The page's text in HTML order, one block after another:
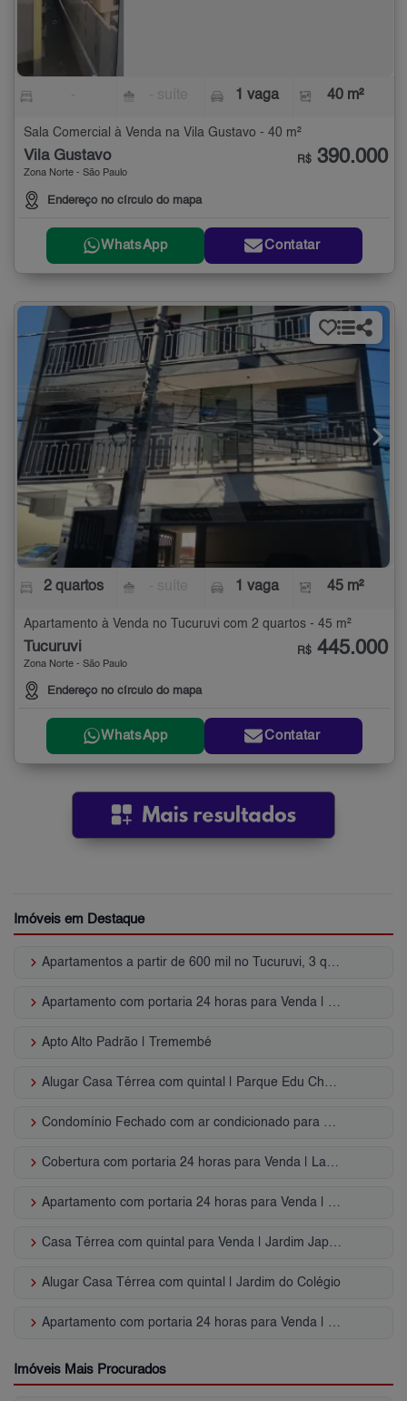
1 vaga 40 m²
Sala Comercial à Venda na Vila Gustavo - 40 m²
Vila Gustavo
Zona Norte - São Paulo
Endereço no círculo do mapa
R$ 390.000
WhatsApp Contatar
2 quartos 1 vaga 45 m²
Apartamento à Venda no Tucuruvi com 2 quartos - 45 m²
Tucuruvi
Zona Norte - São Paulo
Endereço no círculo do mapa
R$ 445.000
WhatsApp Contatar
Imóveis em Destaque
keyboard_arrow_right Apartamentos a partir de 600 mil no Tucuruvi, 3 quartos, Zona Norte, SP
keyboard_arrow_right Apartamento com portaria 24 horas para Venda | Vila Paiva
keyboard_arrow_right Apto Alto Padrão | Tremembé
keyboard_arrow_right Alugar Casa Térrea com quintal | Parque Edu Chaves
keyboard_arrow_right Condomínio Fechado com ar condicionado para Venda | Santa Teresinha
keyboard_arrow_right Cobertura com portaria 24 horas para Venda | Lauzane Paulista
keyboard_arrow_right Apartamento com portaria 24 horas para Venda | Cachoeirinha
keyboard_arrow_right Casa Térrea com quintal para Venda | Jardim Japão
keyboard_arrow_right Alugar Casa Térrea com quintal | Jardim do Colégio
keyboard_arrow_right Apartamento com portaria 24 horas para Venda | Vila Bela Vista (Zona Norte)
Imóveis Mais Procurados